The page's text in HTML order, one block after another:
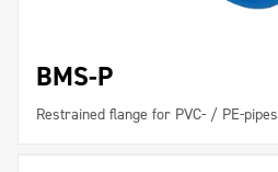
BMS-P
Restrained flange for PVC- / PE-pipes